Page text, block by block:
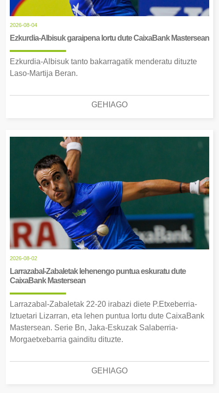
2026-08-04
Ezkurdia-Albisuk garaipena lortu dute CaixaBank Mastersean
Ezkurdia-Albisuk tanto bakarragatik menderatu dituzte
Laso-Martija Beran.
GEHIAGO
2026-08-02
Larrazabal-Zabaletak lehenengo puntua eskuratu dute
CaixaBank Mastersean
Larrazabal-Zabaletak 22-20 irabazi diete P.Etxeberria-
Iztuetari Lizarran, eta lehen puntua lortu dute CaixaBank
Mastersean. Serie Bn, Jaka-Eskuzak Salaberria-
Morgaetxebarria gainditu dituzte.
GEHIAGO